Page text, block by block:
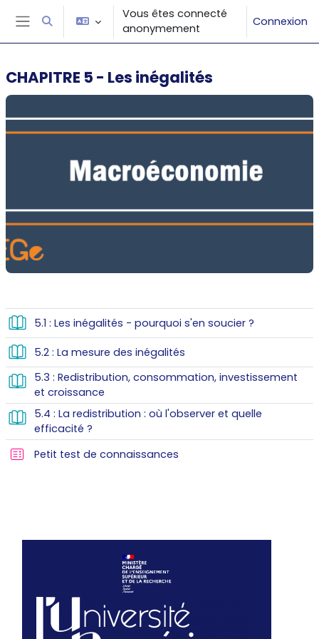
Passer au contenu principal
Panneau latéral
Activer/désactiver la saisie de recherche
Vous êtes connecté
anonymement
Connexion
CHAPITRE 5 - Les inégalités
Résumé de section
5.1 : Les inégalités - pourquoi s'en soucier ?
5.2 : La mesure des inégalités
5.3 : Redistribution, consommation, investissement
et croissance
5.4 : La redistribution : où l'observer et quelle
efficacité ?
Petit test de connaissances